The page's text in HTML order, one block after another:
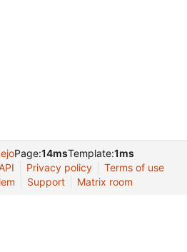
Page:14msTemplate:1ms
Privacy policy
Terms of use
Support Matrix room